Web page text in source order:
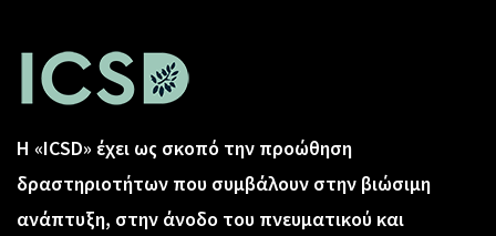
Η «ICSD» έχει ως σκοπό την προώθηση
δραστηριοτήτων που συμβάλουν στην βιώσιμη
ανάπτυξη, στην άνοδο του πνευματικού και